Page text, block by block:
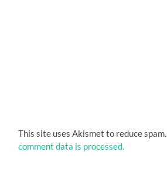
This site uses Akismet to reduce spam.
comment data is processed.